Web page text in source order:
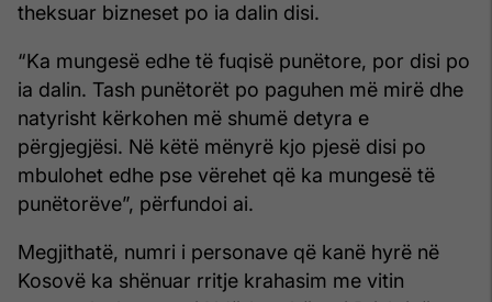
theksuar bizneset po ia dalin disi.
“Ka mungesë edhe të fuqisë punëtore, por disi po
ia dalin. Tash punëtorët po paguhen më mirë dhe
natyrisht kërkohen më shumë detyra e
përgjegjësi. Në këtë mënyrë kjo pjesë disi po
mbulohet edhe pse vërehet që ka mungesë të
punëtorëve”, përfundoi ai.
Megjithatë, numri i personave që kanë hyrë në
Kosovë ka shënuar rritje krahasim me vitin